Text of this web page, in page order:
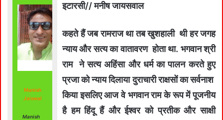
Manish
Jaiswal
Manish
इटारसी// मनीष जायसवाल
कहते हैं जब रामराज था तब खुशहाली थी हर जगह
न्याय और सत्य का वातावरण होता था. भगवान श्री
राम ने सत्य अहिंसा और धर्म का पालन करते हुए
प्रजा को न्याय दिलाया दुराचारी राक्षसों का सर्वनाश
किया इसलिए आज वे भगवान राम के रूप में पूजनीय
है हम हिंदू हैं और ईश्वर को प्रतीक और साक्षी